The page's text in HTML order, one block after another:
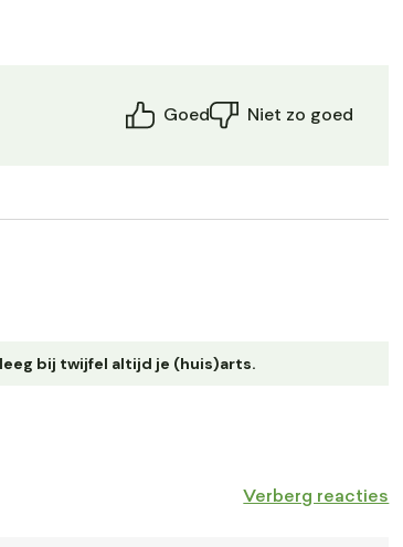
Goed Niet zo goed
bij twijfel altijd je (huis)arts.
Verberg reacties